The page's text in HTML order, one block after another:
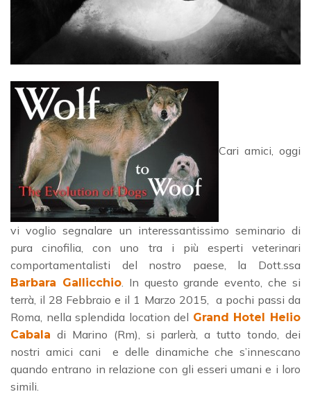
Cari amici, oggi
vi voglio segnalare un interessantissimo seminario di
pura cinofilia, con uno tra i più esperti veterinari
comportamentalisti del nostro paese, la Dott.ssa
Barbara Gallicchio. In questo grande evento, che si
terrà, il 28 Febbraio e il 1 Marzo 2015, a pochi passi da
Roma, nella splendida location del Grand Hotel Helio
Cabala di Marino (Rm), si parlerà, a tutto tondo, dei
nostri amici cani e delle dinamiche che s’innescano
quando entrano in relazione con gli esseri umani e i loro
simili.